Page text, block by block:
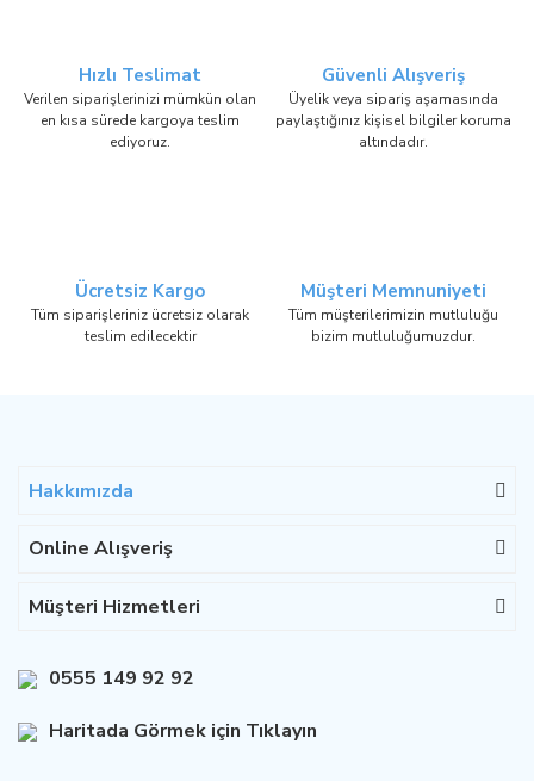
Hızlı Teslimat
Verilen siparişlerinizi mümkün olan
en kısa sürede kargoya teslim
ediyoruz.
Güvenli Alışveriş
Üyelik veya sipariş aşamasında
paylaştığınız kişisel bilgiler koruma
altındadır.
Ücretsiz Kargo
Tüm siparişleriniz ücretsiz olarak
teslim edilecektir
Müşteri Memnuniyeti
Tüm müşterilerimizin mutluluğu
bizim mutluluğumuzdur.
Hakkımızda
Online Alışveriş
Müşteri Hizmetleri
0555 149 92 92
Haritada Görmek için Tıklayın